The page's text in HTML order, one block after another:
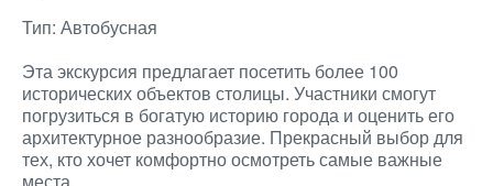
Тип: Автобусная
Эта экскурсия предлагает посетить более 100
исторических объектов столицы. Участники смогут
погрузиться в богатую историю города и оценить его
архитектурное разнообразие. Прекрасный выбор для
тех, кто хочет комфортно осмотреть самые важные